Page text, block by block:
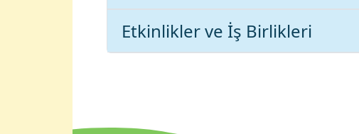
Etkinlikler ve İş Birlikleri